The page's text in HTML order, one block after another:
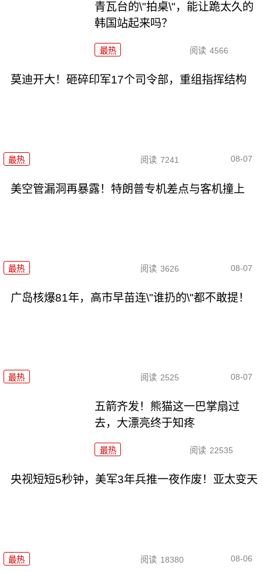
青瓦台的\"拍桌\"，能让跪太久的
韩国站起来吗？
最热 阅读 4566
莫迪开大！砸碎印军17个司令部，重组指挥结构
最热 阅读 7241 08-07
美空管漏洞再暴露！特朗普专机差点与客机撞上
最热 阅读 3626 08-07
广岛核爆81年，高市早苗连\"谁扔的\"都不敢提！
最热 阅读 2525 08-07
五箭齐发！熊猫这一巴掌扇过
去，大漂亮终于知疼
最热 阅读 22535
央视短短5秒钟，美军3年兵推一夜作废！亚太变天
最热 阅读 18380 08-06